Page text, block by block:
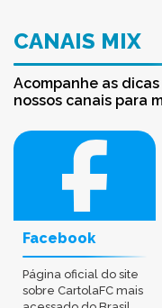
CANAIS MIX
Acompanhe as
nossos canais para
Facebook
Página oficial do site
sobre CartolaFC mais